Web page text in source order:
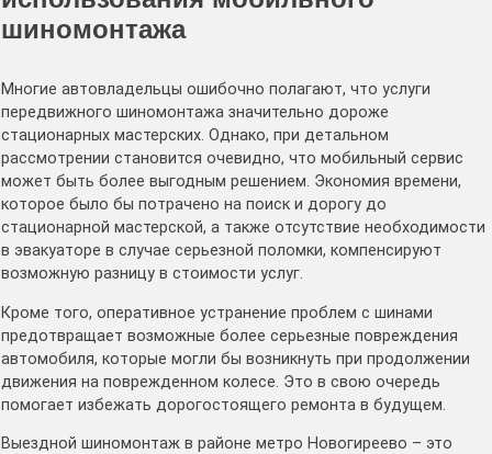
шиномонтажа
Многие автовладельцы ошибочно полагают, что услуги
передвижного шиномонтажа значительно дороже
стационарных мастерских. Однако, при детальном
рассмотрении становится очевидно, что мобильный сервис
может быть более выгодным решением. Экономия времени,
которое было бы потрачено на поиск и дорогу до
стационарной мастерской, а также отсутствие необходимости
в эвакуаторе в случае серьезной поломки, компенсируют
возможную разницу в стоимости услуг.
Кроме того, оперативное устранение проблем с шинами
предотвращает возможные более серьезные повреждения
автомобиля, которые могли бы возникнуть при продолжении
движения на поврежденном колесе. Это в свою очередь
помогает избежать дорогостоящего ремонта в будущем.
Выездной шиномонтаж в районе метро Новогиреево – это